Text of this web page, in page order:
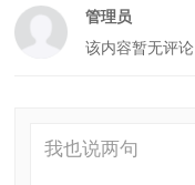
管理员
该内容暂无评论